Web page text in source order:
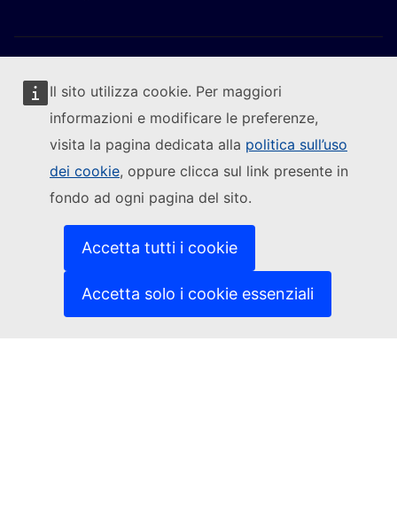
Il sito utilizza cookie. Per maggiori
informazioni e modificare le preferenze,
visita la pagina dedicata alla politica sull’uso
dei cookie, oppure clicca sul link presente in
fondo ad ogni pagina del sito.
Accetta tutti i cookie
Accetta solo i cookie essenziali
Segui la Commissione europea
Contattaci(Link esterno)
Segnalare una vulnerabilità informatica
Le lingue sui nostri siti web(Link esterno)
(Link esterno)
Politica in materia di privacy
Note legali(Link esterno)